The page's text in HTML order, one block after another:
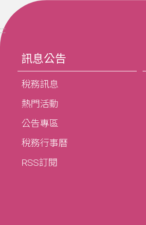
:::
訊息公告
稅務訊息
熱門活動
公告專區
稅務行事曆
RSS訂閱